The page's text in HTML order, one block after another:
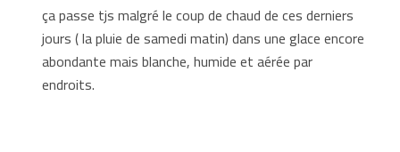
ça passe tjs malgré le coup de chaud de ces derniers
jours ( la pluie de samedi matin) dans une glace encore
abondante mais blanche, humide et aérée par
endroits.